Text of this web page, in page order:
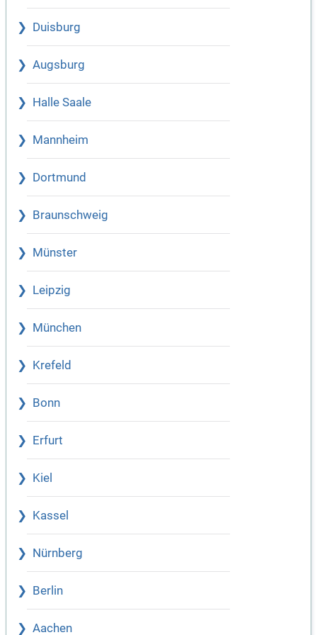
Duisburg
Augsburg
Halle Saale
Mannheim
Dortmund
Braunschweig
Münster
Leipzig
München
Krefeld
Bonn
Erfurt
Kiel
Kassel
Nürnberg
Berlin
Aachen